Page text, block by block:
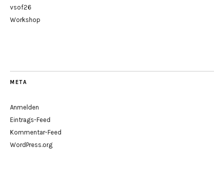
vsof26
Workshop
META
Anmelden
Eintrags-Feed
Kommentar-Feed
WordPress.org